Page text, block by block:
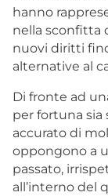
hanno
nella sconfitta
nuovi diritti
alternative al
Di fronte ad
per fortuna sia
accurato di
oppongono a
passato,
all’interno del